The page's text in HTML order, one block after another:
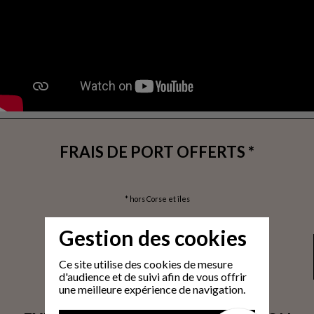
Gestion des cookies
Ce site utilise des cookies de mesure
d'audience et de suivi afin de vous offrir
une meilleure expérience de navigation.
FRAIS DE PORT OFFERTS *
* hors Corse et îles